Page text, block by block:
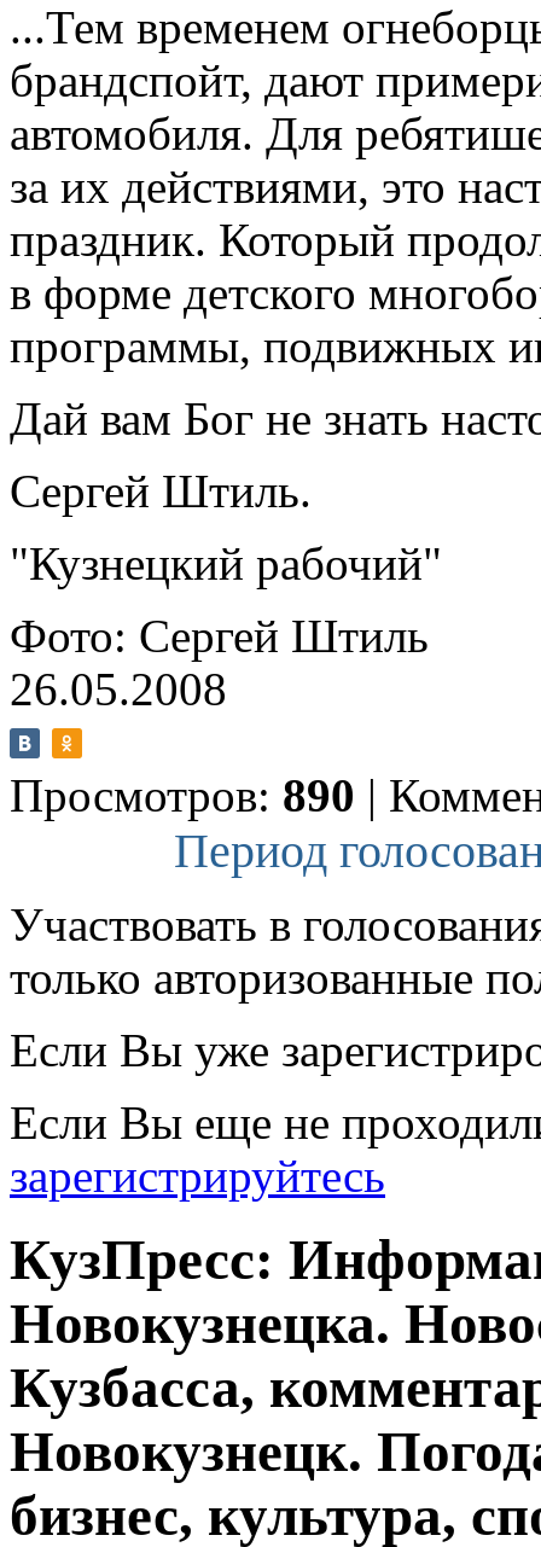
...Тем временем
брандспойт, дают
автомобиля. Для
за их действиями, это
праздник. Который
в форме детского
программы, подвижных
Дай вам Бог не знать
Сергей Штиль.
"Кузнецкий рабочий"
Фото: Сергей Штиль
26.05.2008
Просмотров: 890 |
Период
Участвовать в
только авторизованные
Если Вы уже
Если Вы еще не
зарегистрируйтесь
КузПресс:
Новокузнецка.
Кузбасса,
Новокузнецк.
бизнес, культура,